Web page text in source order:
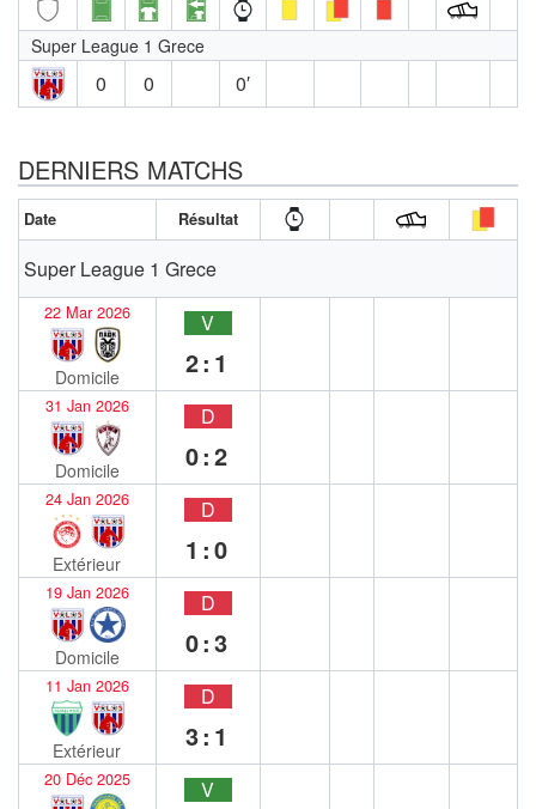
Super League 1 Grece
0 0 0′
DERNIERS MATCHS
Date Résultat
Super League 1 Grece
22 Mar 2026
Domicile
V
2:1
31 Jan 2026
Domicile
D
0:2
24 Jan 2026
Extérieur
D
1:0
19 Jan 2026
Domicile
D
0:3
11 Jan 2026
Extérieur
D
3:1
20 Déc 2025 V